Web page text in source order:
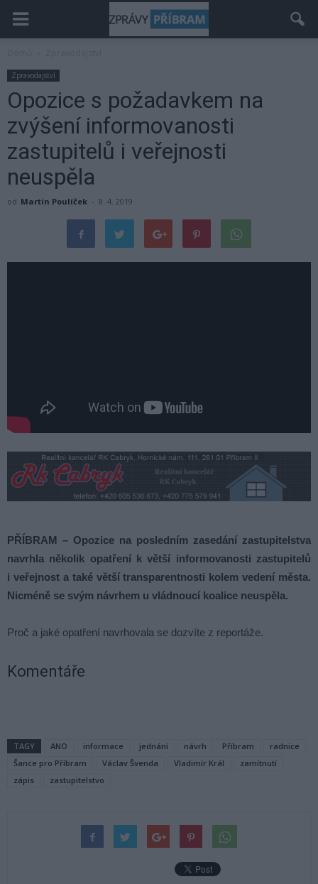
Zpravodajství
Opozice s požadavkem na
zvýšení informovanosti
zastupitelů i veřejnosti
neuspěla
od Martin Poulíček - 8. 4. 2019
PŘÍBRAM – Opozice na posledním zasedání zastupitelstva
navrhla několik opatření k větší informovanosti zastupitelů
i veřejnost a také větší transparentnosti kolem vedení města.
Nicméně se svým návrhem u vládnoucí koalice neuspěla.
Proč a jaké opatření navrhovala se dozvíte z reportáže.
Komentáře
TAGY ANO informace jednání návrh Příbram
radnice
Šance pro Příbram
Václav Švenda Vladimír Král
zamítnutí
zápis
zastupitelstvo